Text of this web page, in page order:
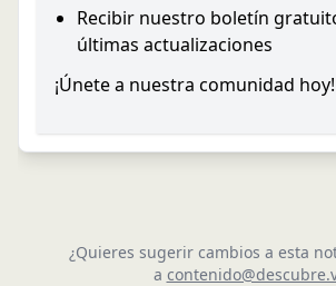
Recibir nuestro boletín
últimas actualizaciones
¡Únete a nuestra comunidad hoy!
¿Quieres sugerir cambios a esta
a